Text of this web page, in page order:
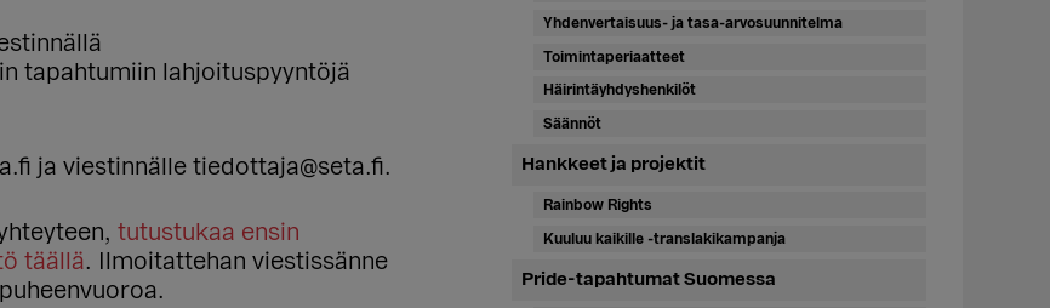
tapahtumiin lahjoituspyyntöjä
ja viestinnälle tiedottaja@seta.fi.
tutustukaa ensin
täällä. Ilmoitattehan viestissänne
Yhdenvertaisuus- ja tasa-arvosuunnitelma
Toimintaperiaatteet
Häirintäyhdyshenkilöt
Säännöt
Hankkeet ja projektit
Rainbow Rights
Kuuluu kaikille -translakikampanja
Pride-tapahtumat Suomessa